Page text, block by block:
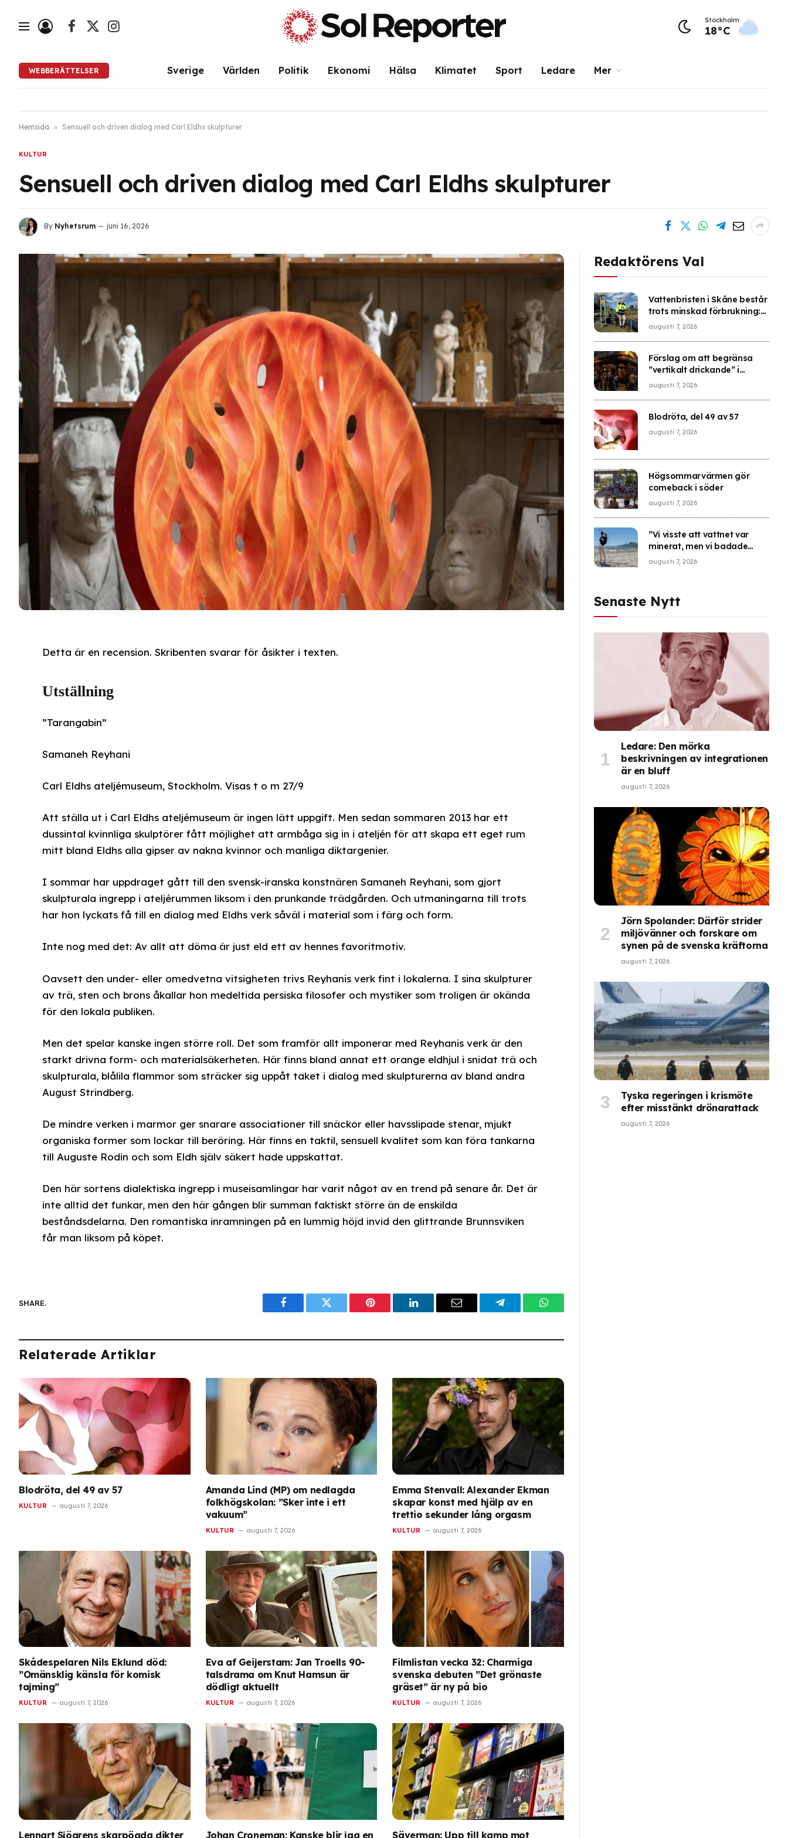
Facebook
X
Instagram
Stockholm
18°C
WEBBERÄTTELSER Sverige Världen Politik Ekonomi Hälsa Klimatet Sport Ledare Mer
Hemsida » Sensuell och driven dialog med Carl Eldhs skulpturer
KULTUR
Sensuell och driven dialog med Carl Eldhs skulpturer
By Nyhetsrum juni 16, 2026
Detta är en recension. Skribenten svarar för åsikter i texten.
Utställning
”Tarangabin”
Samaneh Reyhani
Carl Eldhs ateljémuseum, Stockholm. Visas t o m 27/9
Att ställa ut i Carl Eldhs ateljémuseum är ingen lätt uppgift. Men sedan sommaren 2013 har ett
dussintal kvinnliga skulptörer fått möjlighet att armbåga sig in i ateljén för att skapa ett eget rum
mitt bland Eldhs alla gipser av nakna kvinnor och manliga diktargenier.
I sommar har uppdraget gått till den svensk-iranska konstnären Samaneh Reyhani, som gjort
skulpturala ingrepp i ateljérummen liksom i den prunkande trädgården. Och utmaningarna till trots
har hon lyckats få till en dialog med Eldhs verk såväl i material som i färg och form.
Inte nog med det: Av allt att döma är just eld ett av hennes favoritmotiv.
Oavsett den under- eller omedvetna vitsigheten trivs Reyhanis verk fint i lokalerna. I sina skulpturer
av trä, sten och brons åkallar hon medeltida persiska filosofer och mystiker som troligen är okända
för den lokala publiken.
Men det spelar kanske ingen större roll. Det som framför allt imponerar med Reyhanis verk är den
starkt drivna form- och materialsäkerheten. Här finns bland annat ett orange eldhjul i snidat trä och
skulpturala, blålila flammor som sträcker sig uppåt taket i dialog med skulpturerna av bland andra
August Strindberg.
De mindre verken i marmor ger snarare associationer till snäckor eller havsslipade stenar, mjukt
organiska former som lockar till beröring. Här finns en taktil, sensuell kvalitet som kan föra tankarna
till Auguste Rodin och som Eldh själv säkert hade uppskattat.
Den här sortens dialektiska ingrepp i museisamlingar har varit något av en trend på senare år. Det är
inte alltid det funkar, men den här gången blir summan faktiskt större än de enskilda
beståndsdelarna. Den romantiska inramningen på en lummig höjd invid den glittrande Brunnsviken
får man liksom på köpet.
SHARE.
FacebookTwitter PinterestLinkedInEmail TelegramWhatsApp
Relaterade Artiklar
Blodröta, del 49 av 57
KULTUR augusti 7, 2026
Amanda Lind (MP) om nedlagda
folkhögskolan: ”Sker inte i ett
vakuum”
KULTUR augusti 7, 2026
Emma Stenvall: Alexander Ekman
skapar konst med hjälp av en
trettio sekunder lång orgasm
KULTUR augusti 7, 2026
Skådespelaren Nils Eklund död:
”Omänsklig känsla för komisk
tajming”
KULTUR augusti 7, 2026
Eva af Geijerstam: Jan Troells 90-
talsdrama om Knut Hamsun är
dödligt aktuellt
KULTUR augusti 7, 2026
Filmlistan vecka 32: Charmiga
svenska debuten ”Det grönaste
gräset” är ny på bio
KULTUR augusti 7, 2026
Lennart Sjögrens skarpögda dikter Johan Croneman: Kanske blir jag en Säverman: Upp till kamp mot
Redaktörens Val
Vattenbristen i Skåne består
trots minskad förbrukning:
”Fortsatt allvarligt läge”
augusti 7, 2026
Förslag om att begränsa
”vertikalt drickande” i
London
augusti 7, 2026
Blodröta, del 49 av 57
augusti 7, 2026
Högsommarvärmen gör
comeback i söder
augusti 7, 2026
”Vi visste att vattnet var
minerat, men vi badade
ändå”
augusti 7, 2026
Senaste Nytt
Ledare: Den mörka
beskrivningen av integrationen
är en bluff
augusti 7, 2026
Jörn Spolander: Därför strider
miljövänner och forskare om
synen på de svenska kräftorna
augusti 7, 2026
Tyska regeringen i krismöte
efter misstänkt drönarattack
augusti 7, 2026